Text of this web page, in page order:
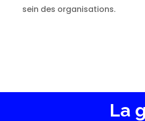
sein des organisations.
La